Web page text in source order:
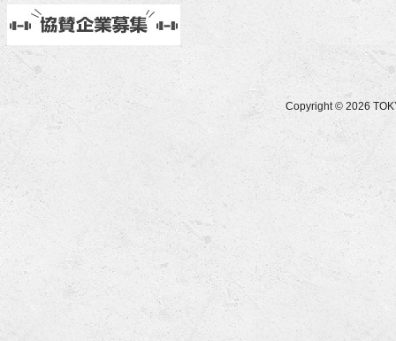
Copyright © 2026